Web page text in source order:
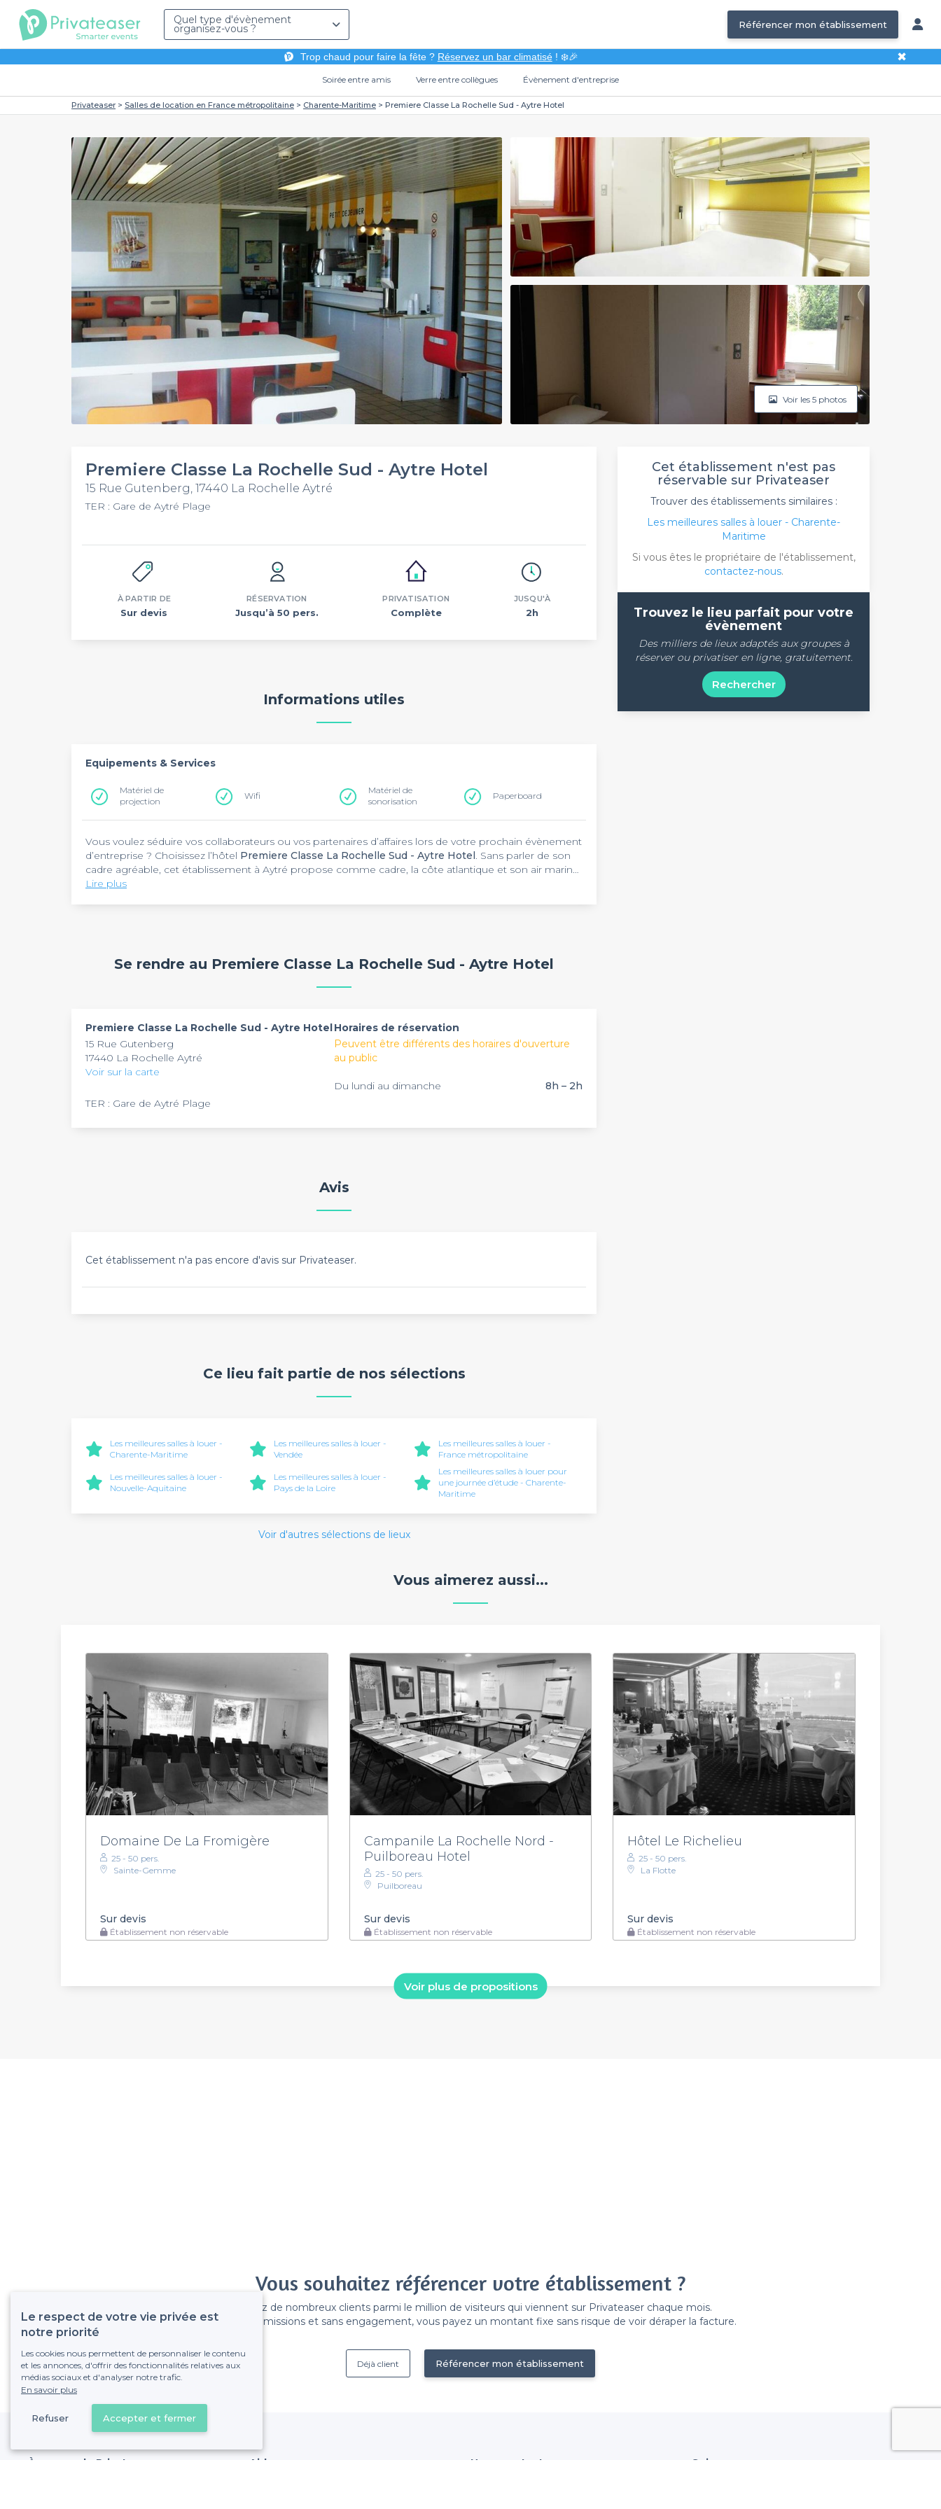
Quel type d'évènement
organisez-vous ? Référencer mon établissement
Trop chaud pour faire la fête ? Réservez un bar climatisé! ❄️🎉 ✖
Soirée entre amis Verre entre collègues Évènement d'entreprise
Privateaser Salles de location en France métropolitaine Charente-Maritime Premiere Classe La Rochelle Sud - Aytre Hotel
Voir les 5 photos
Premiere Classe La Rochelle Sud - Aytre Hotel
15 Rue Gutenberg, 17440 La Rochelle Aytré
TER : Gare de Aytré Plage
À PARTIR DE
Sur devis
RÉSERVATION
Jusqu’à 50 pers.
PRIVATISATION
Complète
JUSQU'À
2h
Informations utiles
Equipements & Services
Matériel de
projection
Wifi
Matériel de
sonorisation
Paperboard
Vous voulez séduire vos collaborateurs ou vos partenaires d’affaires lors de votre prochain évènement
d’entreprise ? Choisissez l’hôtel Premiere Classe La Rochelle Sud - Aytre Hotel. Sans parler de son
cadre agréable, cet établissement à Aytré propose comme cadre, la côte atlantique et son air marin
pour sortir de l’ordinaire. Installé rue Gutenberg, cet hôtel se tient d’ailleurs à 20 minutes de La
naturellement, une connexion Wi-Fi reste également accessible sur place pour sublimer votre
Sud - Aytre Hoteldéploie un meilleur service pour vous satisfaire. Grâce aux 60 chambres
Lire plus
Se rendre au Premiere Classe La Rochelle Sud - Aytre Hotel
Premiere Classe La Rochelle Sud - Aytre Hotel
15 Rue Gutenberg
17440 La Rochelle Aytré
Voir sur la carte
TER : Gare de Aytré Plage
Horaires de réservation
Peuvent être différents des horaires d'ouverture
au public
Du lundi au dimanche 8h – 2h
Avis
Cet établissement n'a pas encore d'avis sur Privateaser.
Ce lieu fait partie de nos sélections
Les meilleures salles à louer -
Charente-Maritime
Les meilleures salles à louer -
Vendée
Les meilleures salles à louer -
France métropolitaine
Les meilleures salles à louer -
Nouvelle-Aquitaine
Les meilleures salles à louer -
Pays de la Loire
Les meilleures salles à louer pour
une journée d’étude - Charente-
Maritime
Voir d'autres sélections de lieux
Cet établissement n'est pas
réservable sur Privateaser
Trouver des établissements similaires :
Les meilleures salles à louer - Charente-
Maritime
Si vous êtes le propriétaire de l'établissement,
contactez-nous.
Trouvez le lieu parfait pour votre
évènement
Des milliers de lieux adaptés aux groupes à
réserver ou privatiser en ligne, gratuitement.
Rechercher
Vous aimerez aussi...
Domaine De La Fromigère
25 - 50 pers.
Sainte-Gemme
Sur devis
Établissement non réservable
Campanile La Rochelle Nord -
Puilboreau Hotel
25 - 50 pers.
Puilboreau
Sur devis
Établissement non réservable
Hôtel Le Richelieu
25 - 50 pers.
La Flotte
Sur devis
Établissement non réservable
Voir plus de propositions
Vous souhaitez référencer votre établissement ?
Gagnez de nombreux clients parmi le million de visiteurs qui viennent sur Privateaser chaque mois.
Pas de commissions et sans engagement, vous payez un montant fixe sans risque de voir déraper la facture.
Référencer mon établissement
Déjà client
À propos de Privateaser Aide Nous contacter Suivez nous
Le respect de votre vie privée est
notre priorité
Les cookies nous permettent de personnaliser le contenu
et les annonces, d'offrir des fonctionnalités relatives aux
médias sociaux et d'analyser notre trafic.
En savoir plus
Refuser Accepter et fermer